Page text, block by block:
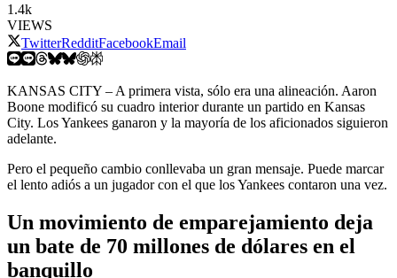
1.4k
VIEWS
TwitterRedditFacebookEmail
KANSAS CITY – A primera vista, sólo era una alineación. Aaron
Boone modificó su cuadro interior durante un partido en Kansas
City. Los Yankees ganaron y la mayoría de los aficionados siguieron
adelante.
Pero el pequeño cambio conllevaba un gran mensaje. Puede marcar
el lento adiós a un jugador con el que los Yankees contaron una vez.
Un movimiento de emparejamiento deja
un bate de 70 millones de dólares en el
banquillo